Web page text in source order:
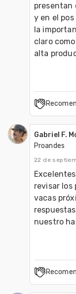
presentan
y en el
la
claro
alta
Gabriel F.
Proandes
22 de
revisar los
vacas